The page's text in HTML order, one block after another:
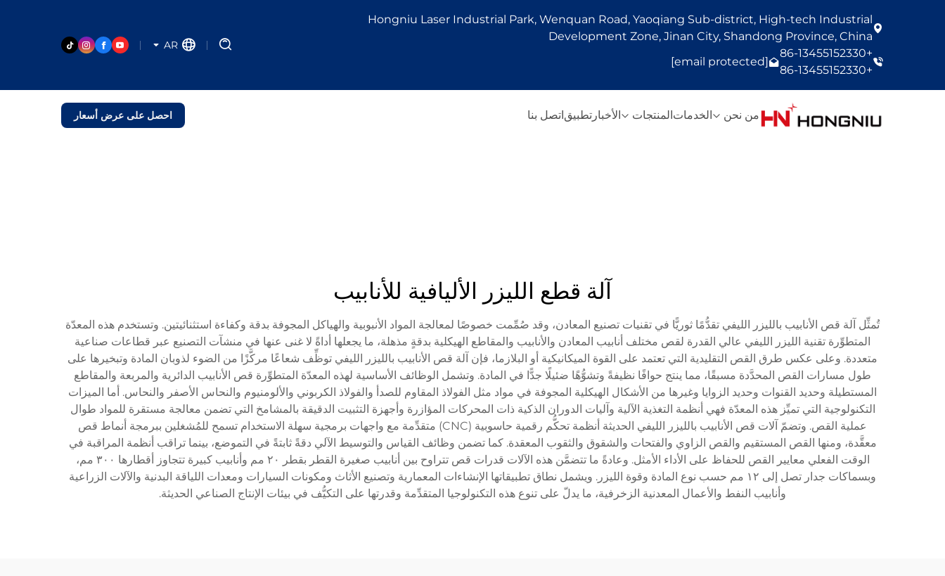
Hongniu Laser Industrial Park, Wenquan Road, Yaoqiang Sub-district, High-tech Industrial
Development Zone, Jinan City, Shandong Province, China
+86-13455152330
+86-13455152330
[email protected]
AR
من نحن الخدماتالمنتجات الأخبار تطبيقاتصل بنا احصل على عرض أسعار
آلة قطع الليزر الأليافية للأنابيب
تُمثِّل آلة قص الأنابيب بالليزر الليفي تقدُّمًا ثوريًّا في تقنيات تصنيع المعادن، وقد صُمِّمت خصوصًا لمعالجة المواد الأنبوبية والهياكل المجوفة بدقة وكفاءة استثنائيتين. وتستخدم هذه المعدّة
المتطوِّرة تقنية الليزر الليفي عالي القدرة لقص مختلف أنابيب المعادن والأنابيب والمقاطع الهيكلية بدقةٍ مذهلة، ما يجعلها أداةً لا غنى عنها في منشآت التصنيع عبر قطاعات صناعية
متعددة. وعلى عكس طرق القص التقليدية التي تعتمد على القوة الميكانيكية أو البلازما، فإن آلة قص الأنابيب بالليزر الليفي توظِّف شعاعًا مركَّزًا من الضوء لذوبان المادة وتبخيرها على
طول مسارات القص المحدَّدة مسبقًا، مما ينتج حوافًا نظيفةً وتشوُّهًا ضئيلًا جدًّا في المادة. وتشمل الوظائف الأساسية لهذه المعدّة المتطوِّرة قص الأنابيب الدائرية والمربعة والمقاطع
المستطيلة وحديد القنوات وحديد الزوايا وغيرها من الأشكال الهيكلية المجوفة في مواد مثل الفولاذ المقاوم للصدأ والفولاذ الكربوني والألومنيوم والنحاس الأصفر والنحاس. أما الميزات
التكنولوجية التي تميِّز هذه المعدّة فهي أنظمة التغذية الآلية وآليات الدوران الذكية ذات المحركات المؤازرة وأجهزة التثبيت الدقيقة بالمشامخ التي تضمن معالجة مستقرة للمواد طوال
عملية القص. وتضمّ آلات قص الأنابيب بالليزر الليفي الحديثة أنظمة تحكُّم رقمية حاسوبية (CNC) متقدِّمة مع واجهات برمجية سهلة الاستخدام تسمح للمُشغلين ببرمجة أنماط قص
معقَّدة، ومنها القص المستقيم والقص الزاوي والفتحات والشقوق والثقوب المعقدة. كما تضمن وظائف القياس والتوسيط الآلي دقةً ثابتةً في التموضع، بينما تراقب أنظمة المراقبة في
الوقت الفعلي معايير القص للحفاظ على الأداء الأمثل. وعادةً ما تتضمَّن هذه الآلات قدرات قص تتراوح بين أنابيب صغيرة القطر بقطر ٢٠ مم وأنابيب كبيرة تتجاوز أقطارها ٣٠٠ مم،
وبسماكات جدار تصل إلى ١٢ مم حسب نوع المادة وقوة الليزر. ويشمل نطاق تطبيقاتها الإنشاءات المعمارية وتصنيع الأثاث ومكونات السيارات ومعدات اللياقة البدنية والآلات الزراعية
وأنابيب النفط والأعمال المعدنية الزخرفية، ما يدلّ على تنوع هذه التكنولوجيا المتقدِّمة وقدرتها على التكيُّف في بيئات الإنتاج الصناعي الحديثة.